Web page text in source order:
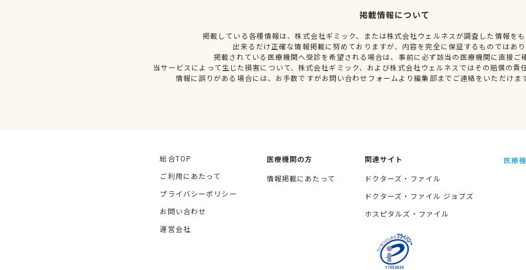
掲載情報について
掲載している各種情報は、株式会社ギミック、または株式会社ウェルネスが調査した情報を
出来るだけ正確な情報掲載に努めておりますが、内容を完全に保証するものではあ
掲載されている医療機関へ受診を希望される場合は、事前に必ず該当の医療機関に直接ご
当サービスによって生じた損害について、株式会社ギミック、および株式会社ウェルネスではその賠償の責
情報に誤りがある場合には、お手数ですがお問い合わせフォームより編集部までご連絡をいただけま
総合TOP
ご利用にあたって
プライバシーポリシー
お問い合わせ
運営会社
医療機関の方
情報掲載にあたって
関連サイト
ドクターズ・ファイル
ドクターズ・ファイル ジョブズ
ホスピタルズ・ファイル
医療